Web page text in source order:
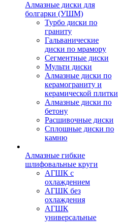
Алмазные диски для
болгарки (УШМ)
Турбо диски по
граниту
Гальванические
диски по мрамору
Сегментные диски
Мульти диски
Алмазные диски по
керамограниту и
керамической плитки
Алмазные диски по
бетону
Расшивочные диски
Сплошные диски по
камню
Алмазные гибкие
шлифовальные круги
АГШК с
охлаждением
АГШК без
охлаждения
АГШК
универсальные